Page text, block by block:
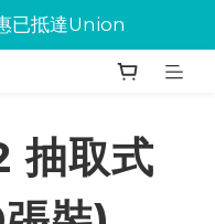
已抵達Union
已抵達Union
下單
抽取式